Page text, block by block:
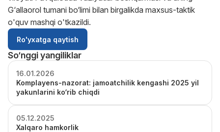
G‘allaorol tumani bo‘limi bilan birgalikda maxsus-taktik
o'quv mashqi o'tkazildi.
Ro'yxatga qaytish
So‘nggi yangiliklar
16.01.2026
Komplayens-nazorat: jamoatchilik kengashi 2025 yil
yakunlarini ko‘rib chiqdi
05.12.2025
Xalqaro hamkorlik